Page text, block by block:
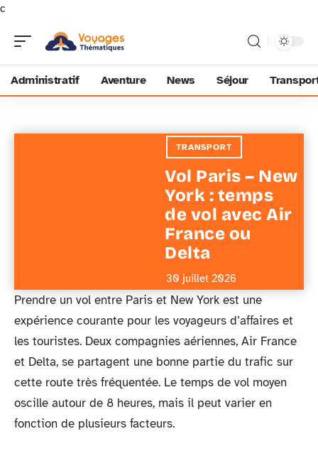
c
Administratif Aventure News Séjour
TRANSPORT
Vol Paris – New
York : temps
de vol avec Air
France ou
Delta
30 juillet 2026
Prendre un vol entre Paris et New York est une
expérience courante pour les voyageurs d’affaires et
les touristes. Deux compagnies aériennes, Air France
et Delta, se partagent une bonne partie du trafic sur
cette route très fréquentée. Le temps de vol moyen
oscille autour de 8 heures, mais il peut varier en
fonction de plusieurs facteurs.